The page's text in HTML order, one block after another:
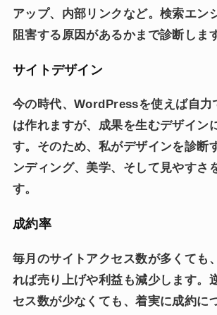
アップ、内部リンクなど。検索エン
阻害する原因があるかまで診断しま
サイトデザイン
今の時代、WordPressを使えば自力
は作れますが、成果を生むデザイン
す。そのため、私がデザインを診断
ンディング、美学、そして見やすさ
す。
成約率
毎月のサイトアクセス数が多くても
れば売り上げや利益も減少します。
セス数が少なくても、着実に成約に